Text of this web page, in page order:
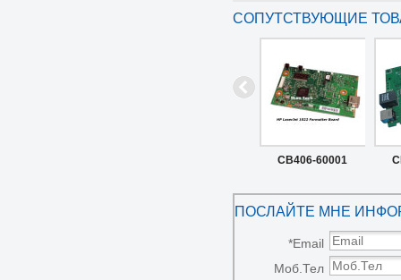
СОПУТСТВУЮЩИЕ
CB406-60001
LaserJet 1022
форматирования
Совет
ПОСЛАЙТЕ МНЕ
*Email
Моб.Тел